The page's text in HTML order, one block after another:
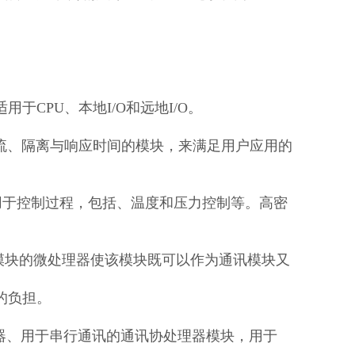
于CPU、本地I/O和远地I/O。
、隔离与响应时间的模块，来满足用户应用的
控制过程，包括、温度和压力控制等。高密
的微处理器使该模块既可以作为通讯模块又
担。
用于串行通讯的通讯协处理器模块，用于